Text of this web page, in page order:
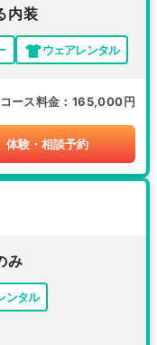
内装
ウェアレンタル
ース料金 165,000円
体験・相談予約
み
ンタル